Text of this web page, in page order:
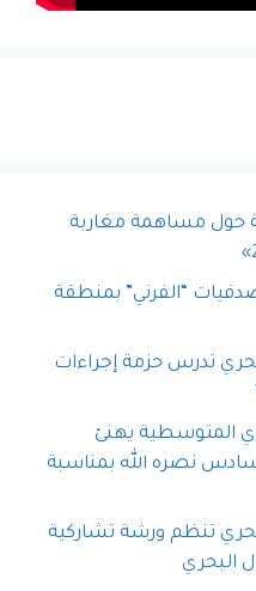
حول مساهمة مغاربة
“الفرني” بمنطقة
تدرس حزمة إجراءات
المتوسطية يهنئ
نصره الله بمناسبة
تنظم ورشة تشاركية
البحري